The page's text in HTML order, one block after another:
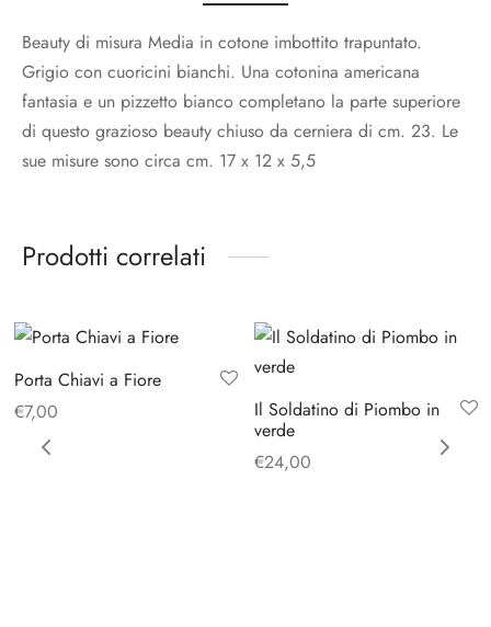
Beauty di misura Media in cotone imbottito trapuntato.
Grigio con cuoricini bianchi. Una cotonina americana
fantasia e un pizzetto bianco completano la parte superiore
di questo grazioso beauty chiuso da cerniera di cm. 23. Le
sue misure sono circa cm. 17 x 12 x 5,5
Prodotti correlati
Porta Chiavi a Fiore
€7,00
Il Soldatino di Piombo in
verde
€24,00